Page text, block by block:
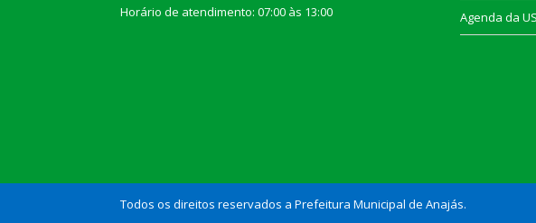
Horário de atendimento: 07:00 às 13:00
Agenda da
Todos os direitos reservados a Prefeitura Municipal de Anajás.